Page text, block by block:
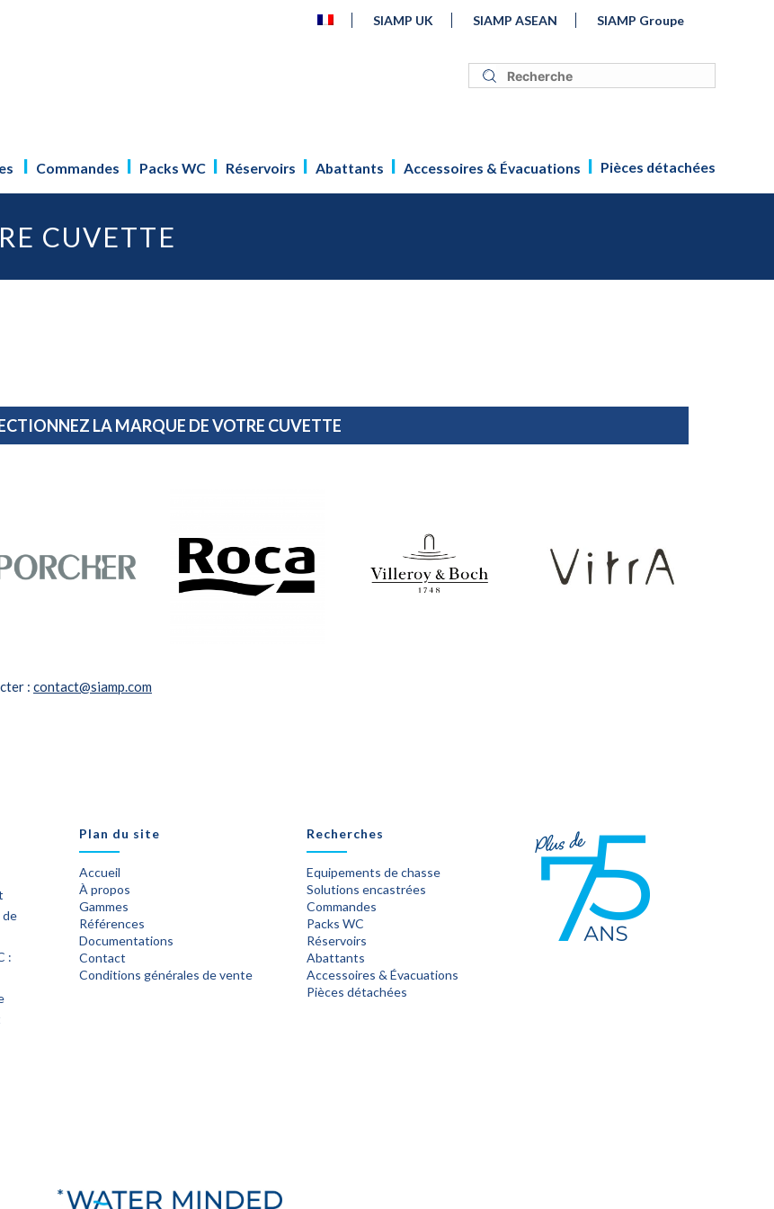
SIAMP UK SIAMP ASEAN SIAMP Groupe
Commandes Packs WC Réservoirs Abattants Accessoires & Évacuations Pièces détachées
CUVETTE
LA MARQUE DE VOTRE CUVETTE
: contact@siamp.com
de
:
Plan du site
Accueil
À propos
Gammes
Références
Documentations
Contact
Conditions générales de vente
Recherches
Equipements de chasse
Solutions encastrées
Commandes
Packs WC
Réservoirs
Abattants
Accessoires & Évacuations
Pièces détachées